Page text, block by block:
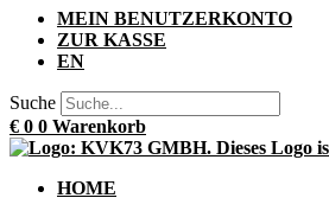
MEIN BENUTZERKONTO
ZUR KASSE
EN
Suche
€ 0 0 Warenkorb
HOME